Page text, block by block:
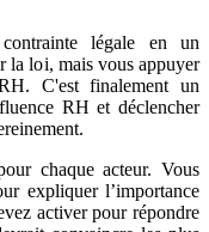
légale en un
la loi, mais vous appuyer
C'est finalement un
RH et déclencher
chaque acteur. Vous
expliquer l’importance
activer pour répondre